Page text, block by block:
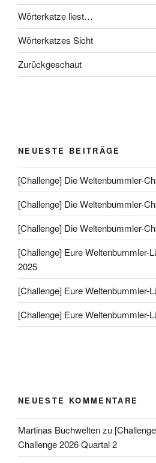
Wörterkatze liest…
Wörterkatzes Sicht
Zurückgeschaut
NEUESTE BEITRÄGE
[Challenge] Die Weltenbummler-
[Challenge] Die Weltenbummler-
[Challenge] Die Weltenbummler-
[Challenge] Eure Weltenbummler-
2025
[Challenge] Eure Weltenbummler-
[Challenge] Eure Weltenbummler-
NEUESTE KOMMENTARE
Martinas Buchweltenzu
Challenge 2026 Quartal 2